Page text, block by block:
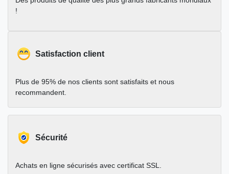
!
Satisfaction client
Plus de 95% de nos clients sont satisfaits et nous
recommandent.
Sécurité
Achats en ligne sécurisés avec certificat SSL.